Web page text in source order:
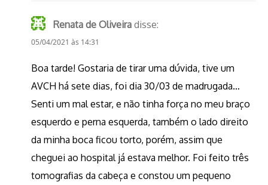
Renata de Oliveira disse:
05/04/2021 às 14:31
Boa tarde! Gostaria de tirar uma dúvida, tive um
AVCH há sete dias, foi dia 30/03 de madrugada…
Senti um mal estar, e não tinha força no meu braço
esquerdo e perna esquerda, também o lado direito
da minha boca ficou torto, porém, assim que
cheguei ao hospital já estava melhor. Foi feito três
tomografias da cabeça e constou um pequeno